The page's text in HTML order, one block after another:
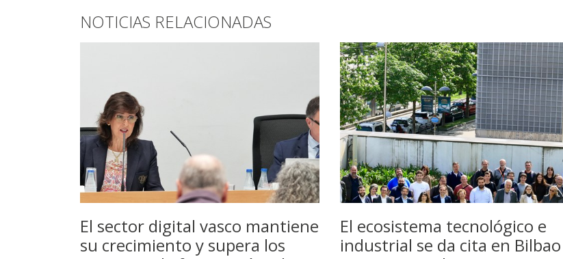
NOTICIAS RELACIONADAS
El sector digital vasco mantiene
su crecimiento y supera los
El ecosistema tecnológico e
industrial se da cita en Bilbao